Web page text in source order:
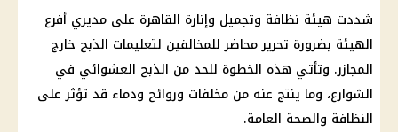
شددت هيئة نظافة وتجميل وإنارة القاهرة على مديري أفرع
الهيئة بضرورة تحرير محاضر للمخالفين لتعليمات الذبح خارج
المجازر. وتأتي هذه الخطوة للحد من الذبح العشوائي في
الشوارع، وما ينتج عنه من مخلفات وروائح ودماء قد تؤثر على
النظافة والصحة العامة.